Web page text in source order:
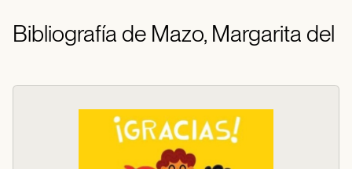
Bibliografía de Mazo, Margarita del